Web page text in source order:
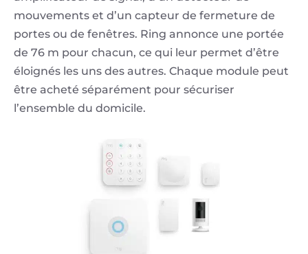
mouvements et d’un capteur de fermeture de
portes ou de fenêtres. Ring annonce une portée
de 76 m pour chacun, ce qui leur permet d’être
éloignés les uns des autres. Chaque module peut
être acheté séparément pour sécuriser
l’ensemble du domicile.